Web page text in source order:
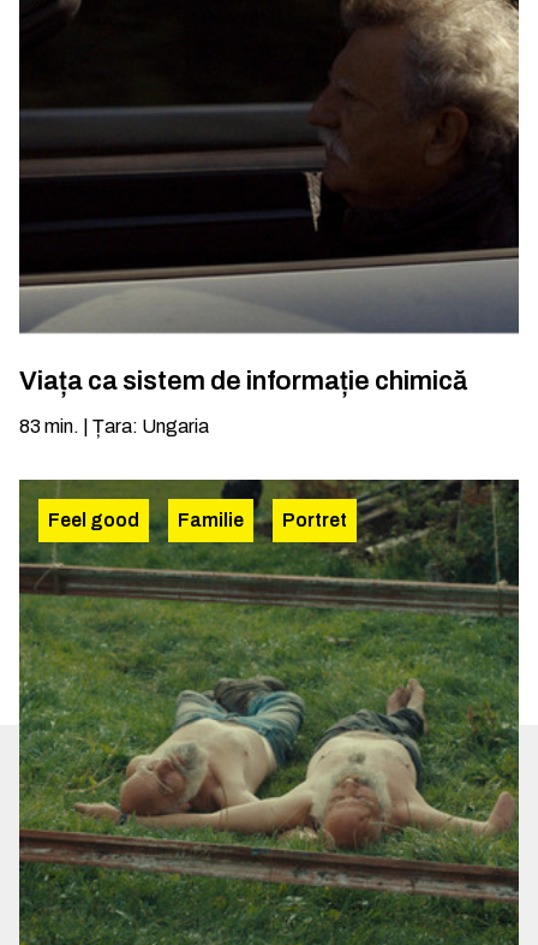
Viața ca sistem de informație chimică
83 min. Țara: Ungaria
Feel good Familie Portret